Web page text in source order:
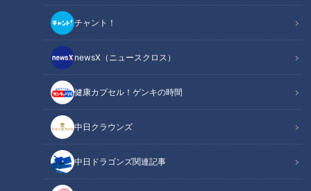
チャント！
newsX（ニュースクロス）
健康カプセル！ゲンキの時間
中日クラウンズ
中日ドラゴンズ関連記事
で洗濯も一苦労。でも嬉しい出来事も。
2021/04/14 15:00